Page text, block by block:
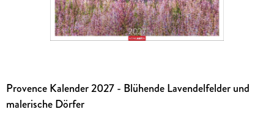
Provence Kalender 2027 - Blühende Lavendelfelder und
malerische Dörfer